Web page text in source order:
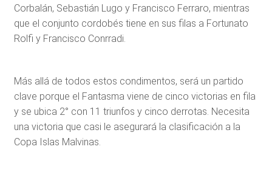
Corbalán, Sebastián Lugo y Francisco Ferraro, mientras
que el conjunto cordobés tiene en sus filas a Fortunato
Rolfi y Francisco Conrradi.
Más allá de todos estos condimentos, será un partido
clave porque el Fantasma viene de cinco victorias en fila
y se ubica 2° con 11 triunfos y cinco derrotas. Necesita
una victoria que casi le asegurará la clasificación a la
Copa Islas Malvinas.